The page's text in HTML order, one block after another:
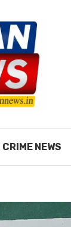
CRIME NEWS